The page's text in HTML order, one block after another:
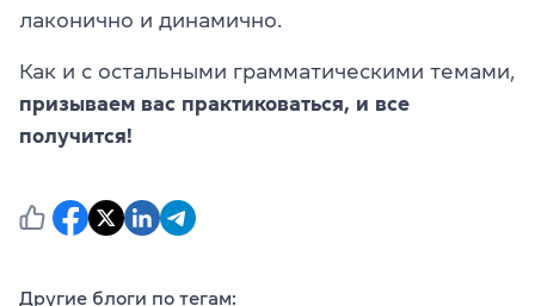
лаконично и динамично.
Как и с остальными грамматическими темами,
призываем вас практиковаться, и все
получится!
Другие блоги по тегам: